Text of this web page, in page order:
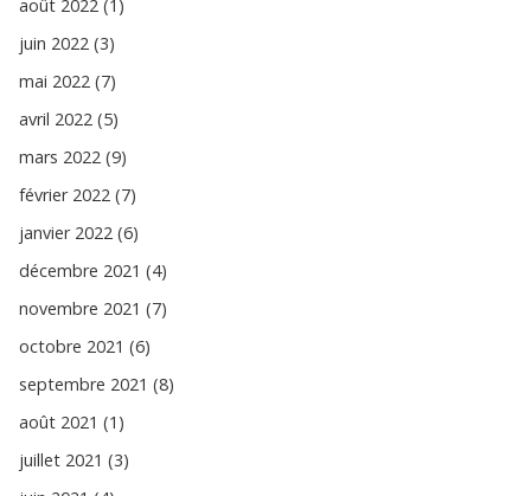
août 2022 (1)
juin 2022 (3)
mai 2022 (7)
avril 2022 (5)
mars 2022 (9)
février 2022 (7)
janvier 2022 (6)
décembre 2021 (4)
novembre 2021 (7)
octobre 2021 (6)
septembre 2021 (8)
août 2021 (1)
juillet 2021 (3)